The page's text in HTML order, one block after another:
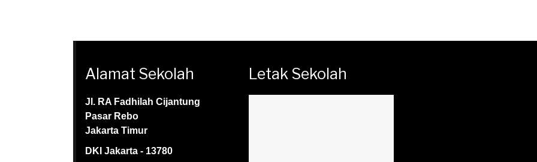
Alamat Sekolah
Jl. RA Fadhilah Cijantung
Pasar Rebo
Jakarta Timur
DKI Jakarta - 13780
Letak Sekolah